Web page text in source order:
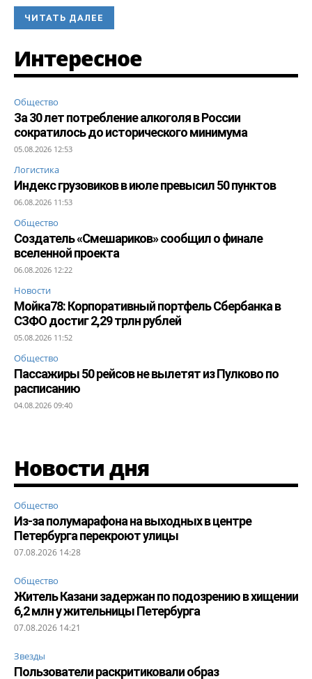
ЧИТАТЬ ДАЛЕЕ
Интересное
Общество
За 30 лет потребление алкоголя в России
сократилось до исторического минимума
05.08.2026 12:53
Логистика
Индекс грузовиков в июле превысил 50 пунктов
06.08.2026 11:53
Общество
Создатель «Смешариков» сообщил о финале
вселенной проекта
06.08.2026 12:22
Новости
Мойка78: Корпоративный портфель Сбербанка в
СЗФО достиг 2,29 трлн рублей
05.08.2026 11:52
Общество
Пассажиры 50 рейсов не вылетят из Пулково по
расписанию
04.08.2026 09:40
Новости дня
Общество
Из-за полумарафона на выходных в центре
Петербурга перекроют улицы
07.08.2026 14:28
Общество
Житель Казани задержан по подозрению в хищении
6,2 млн у жительницы Петербурга
07.08.2026 14:21
Звезды
Пользователи раскритиковали образ